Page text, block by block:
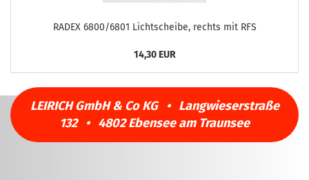
RADEX 6800/6801 Lichtscheibe, rechts mit RFS
14,30 EUR
LEIRICH GmbH & Co KG • Langwieserstraße
132 • 4802 Ebensee am Traunsee